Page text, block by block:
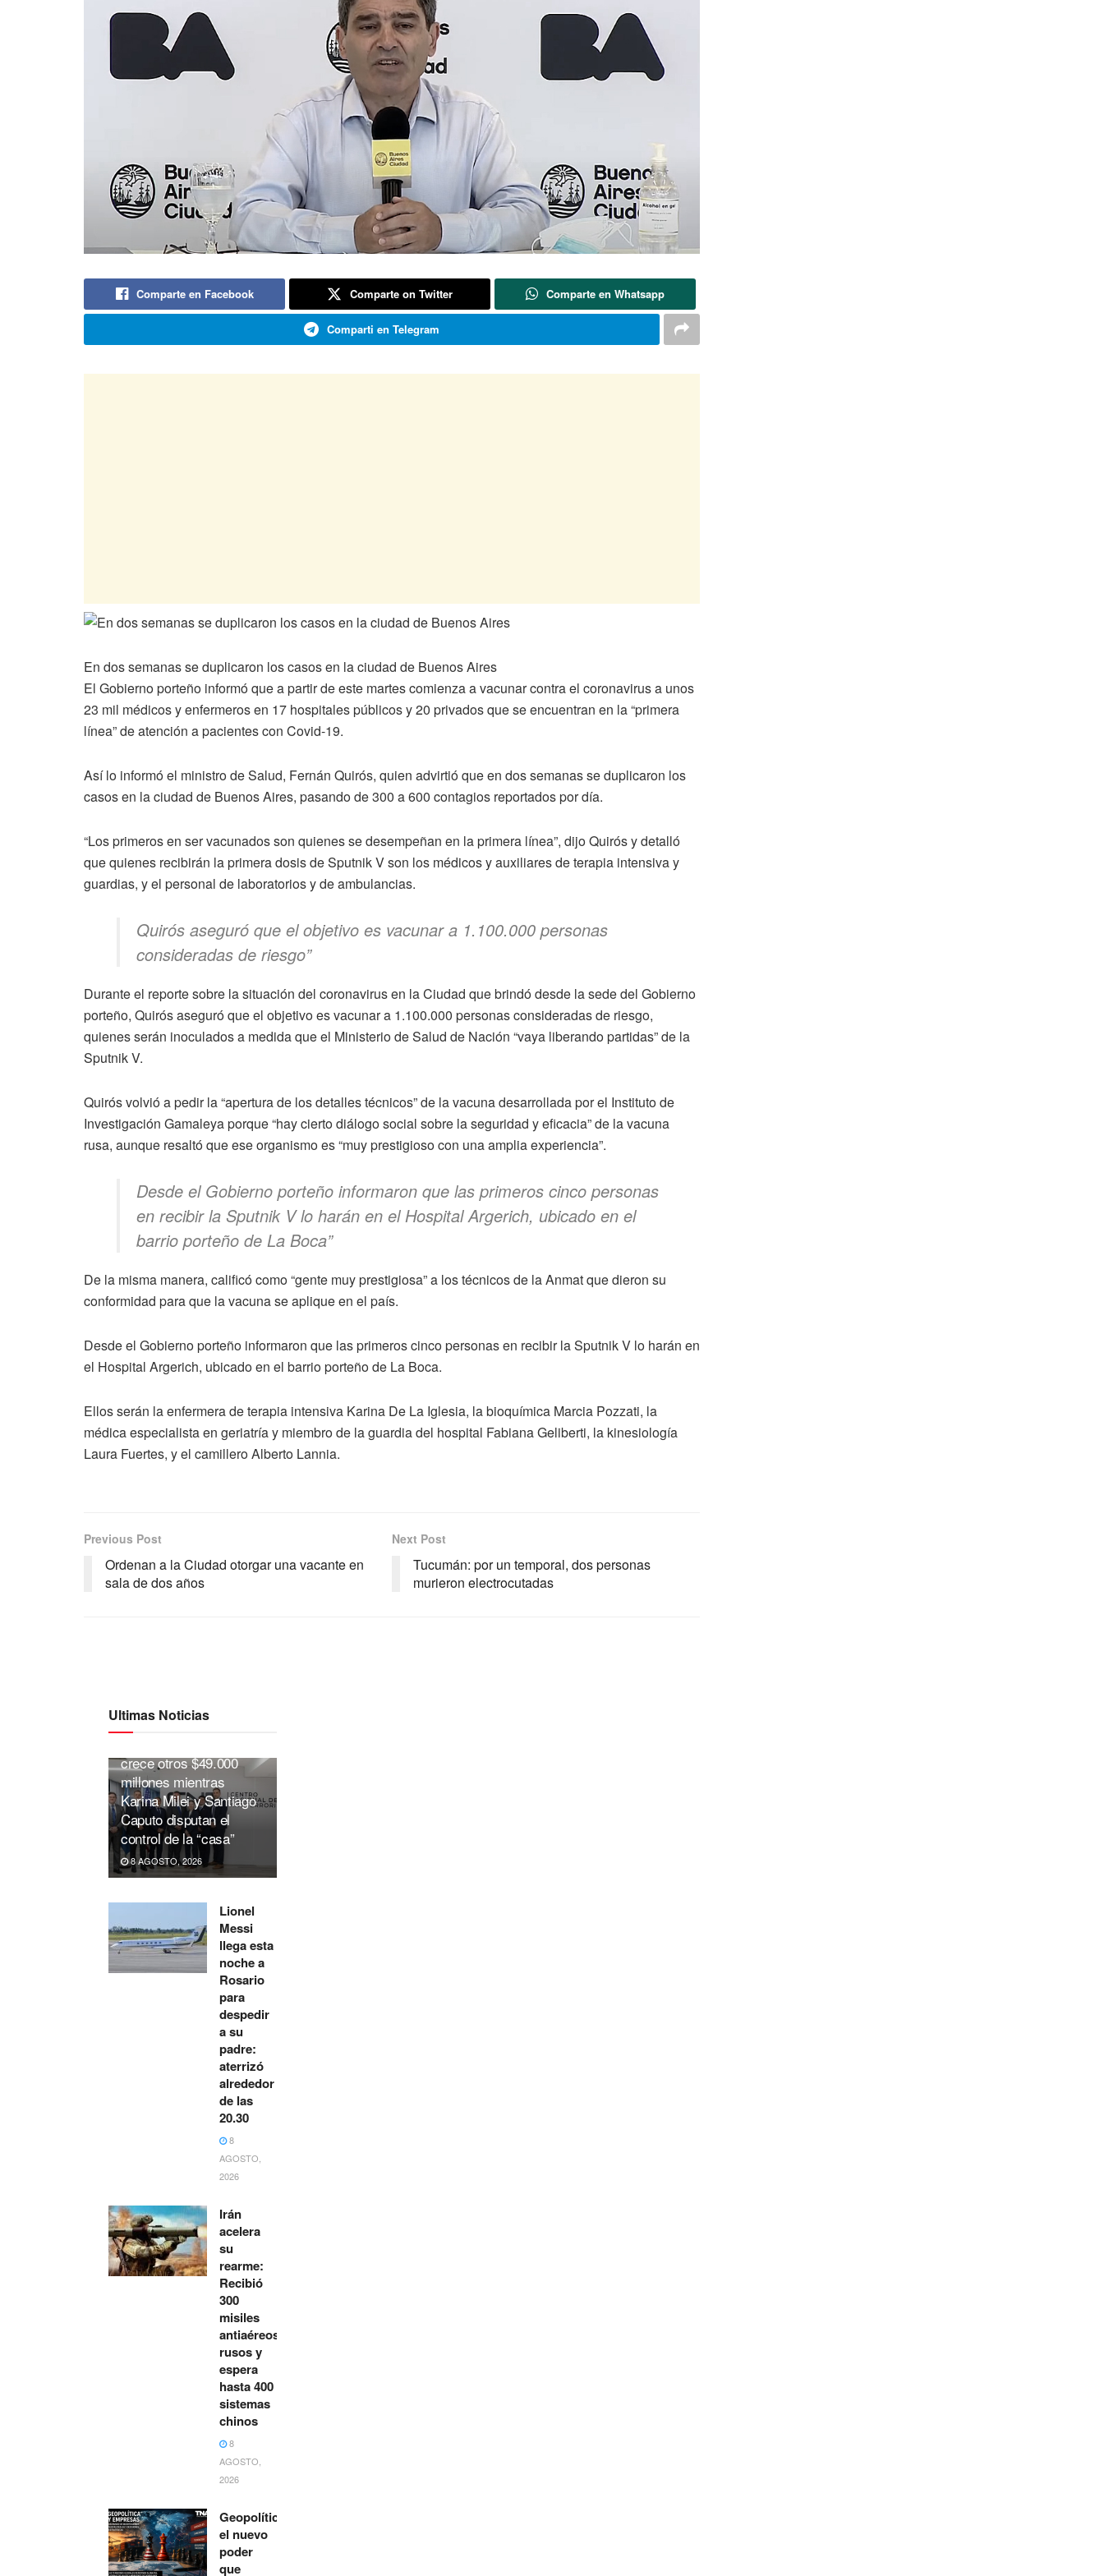
Comparte en Facebook Comparte on Twitter Comparte en Whatsapp
Comparti en Telegram
En dos semanas se duplicaron los casos en la ciudad de Buenos Aires
El Gobierno porteño informó que a partir de este martes comienza a vacunar contra el coronavirus a unos
23 mil médicos y enfermeros en 17 hospitales públicos y 20 privados que se encuentran en la “primera
línea” de atención a pacientes con Covid-19.
Así lo informó el ministro de Salud, Fernán Quirós, quien advirtió que en dos semanas se duplicaron los
casos en la ciudad de Buenos Aires, pasando de 300 a 600 contagios reportados por día.
“Los primeros en ser vacunados son quienes se desempeñan en la primera línea”, dijo Quirós y detalló
que quienes recibirán la primera dosis de Sputnik V son los médicos y auxiliares de terapia intensiva y
guardias, y el personal de laboratorios y de ambulancias.
Quirós aseguró que el objetivo es vacunar a 1.100.000 personas
consideradas de riesgo”
Durante el reporte sobre la situación del coronavirus en la Ciudad que brindó desde la sede del Gobierno
porteño, Quirós aseguró que el objetivo es vacunar a 1.100.000 personas consideradas de riesgo,
quienes serán inoculados a medida que el Ministerio de Salud de Nación “vaya liberando partidas” de la
Sputnik V.
Quirós volvió a pedir la “apertura de los detalles técnicos” de la vacuna desarrollada por el Instituto de
Investigación Gamaleya porque “hay cierto diálogo social sobre la seguridad y eficacia” de la vacuna
rusa, aunque resaltó que ese organismo es “muy prestigioso con una amplia experiencia”.
Desde el Gobierno porteño informaron que las primeros cinco personas
en recibir la Sputnik V lo harán en el Hospital Argerich, ubicado en el
barrio porteño de La Boca”
De la misma manera, calificó como “gente muy prestigiosa” a los técnicos de la Anmat que dieron su
conformidad para que la vacuna se aplique en el país.
Desde el Gobierno porteño informaron que las primeros cinco personas en recibir la Sputnik V lo harán en
el Hospital Argerich, ubicado en el barrio porteño de La Boca.
Ellos serán la enfermera de terapia intensiva Karina De La Iglesia, la bioquímica Marcia Pozzati, la
médica especialista en geriatría y miembro de la guardia del hospital Fabiana Geliberti, la kinesiología
Laura Fuertes, y el camillero Alberto Lannia.
Previous Post
Ordenan a la Ciudad otorgar una vacante en
sala de dos años
Next Post
Tucumán: por un temporal, dos personas
murieron electrocutadas
Ultimas Noticias
crece otros $49.000
millones mientras
Karina Milei y Santiago
Caputo disputan el
control de la “casa”
8 AGOSTO, 2026
Lionel
Messi
llega esta
noche a
Rosario
para
despedir
a su
padre:
aterrizó
alrededor
de las
20.30
8
AGOSTO,
2026
Irán
acelera
su
rearme:
Recibió
300
misiles
antiaéreos
rusos y
espera
hasta 400
sistemas
chinos
8
AGOSTO,
2026
Geopolítica:
el nuevo
poder
que